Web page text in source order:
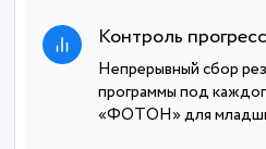
Контроль
Непрерывный сбор
программы под
«ФОТОН» для